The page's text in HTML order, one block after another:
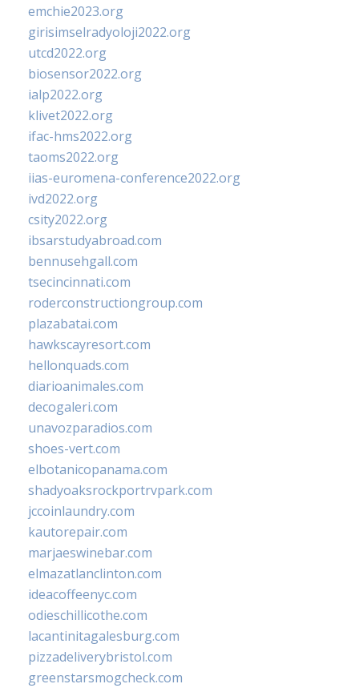
emchie2023.org
girisimselradyoloji2022.org
utcd2022.org
biosensor2022.org
ialp2022.org
klivet2022.org
ifac-hms2022.org
taoms2022.org
iias-euromena-conference2022.org
ivd2022.org
csity2022.org
ibsarstudyabroad.com
bennusehgall.com
tsecincinnati.com
roderconstructiongroup.com
plazabatai.com
hawkscayresort.com
hellonquads.com
diarioanimales.com
decogaleri.com
unavozparadios.com
shoes-vert.com
elbotanicopanama.com
shadyoaksrockportrvpark.com
jccoinlaundry.com
kautorepair.com
marjaeswinebar.com
elmazatlanclinton.com
ideacoffeenyc.com
odieschillicothe.com
lacantinitagalesburg.com
pizzadeliverybristol.com
greenstarsmogcheck.com